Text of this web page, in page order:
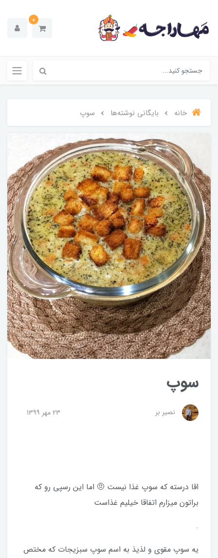
0
خانه بایگانی نوشته‌ها سوپ
سوپ
نصیر بر 23 مهر 1399
اقا درسته که سوپ غذا نیست 🤨 اما این رسپی رو که
براتون میزارم اتفاقا خیلیم غذاست
.
یه سوپ مقوی و لذیذ به اسم سوپ سبزیجات که مختص